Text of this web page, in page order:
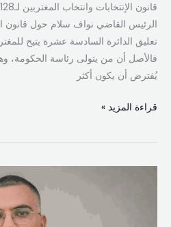
الرئيس القاضي نواف سلام حول قانون
فالأصل أن من يتولى رئاسة الحكومة،
يُفترض أن يكون أكثر
قراءة المزيد »